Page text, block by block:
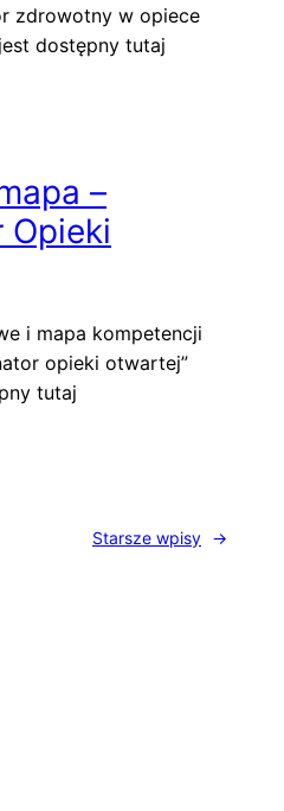
zdrowotny w opiece
dostępny tutaj
–
Opieki
i mapa kompetencji
opieki otwartej”
tutaj
Starsze wpisy →